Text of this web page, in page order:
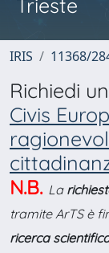
Trieste
IRIS 11368/
Richiedi
Civis
N.B. La
tramite ArTS è
ricerca